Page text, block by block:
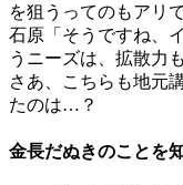
を狙うってのもアリ
石原「そうですね、
うニーズは、拡散力
さあ、こちらも地元
たのは…？
金長だぬきのことを